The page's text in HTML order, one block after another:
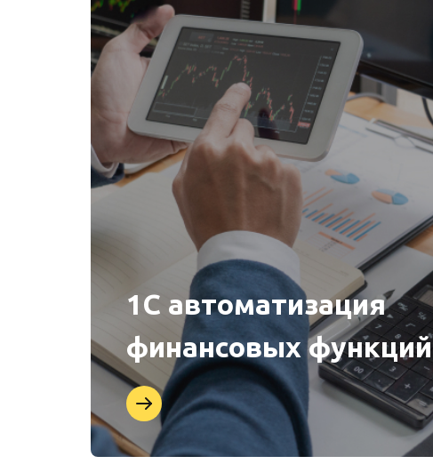
1С автоматизация
финансовых функций